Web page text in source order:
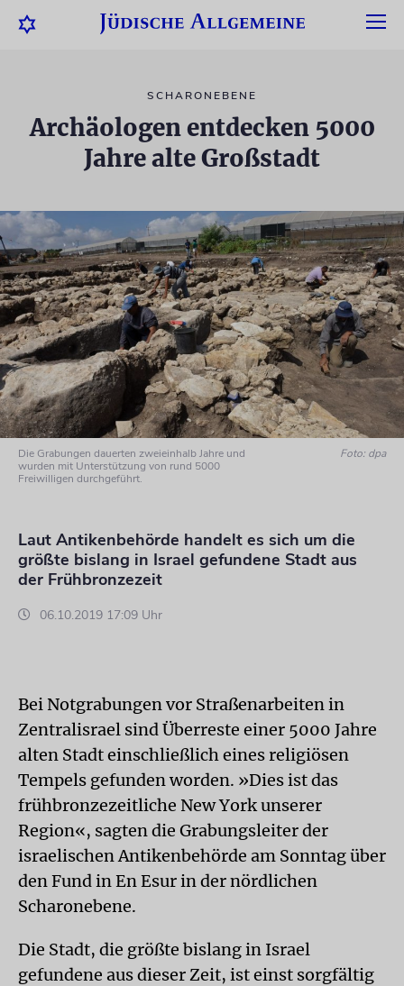
SCHARONEBENE
Archäologen entdecken 5000
Jahre alte Großstadt
Die Grabungen dauerten zweieinhalb Jahre und
wurden mit Unterstützung von rund 5000
Freiwilligen durchgeführt.
Foto: dpa
Laut Antikenbehörde handelt es sich um die
größte bislang in Israel gefundene Stadt aus
der Frühbronzezeit
06.10.2019 17:09 Uhr
Bei Notgrabungen vor Straßenarbeiten in
Zentralisrael sind Überreste einer 5000 Jahre
alten Stadt einschließlich eines religiösen
Tempels gefunden worden. »Dies ist das
frühbronzezeitliche New York unserer
Region«, sagten die Grabungsleiter der
israelischen Antikenbehörde am Sonntag über
den Fund in En Esur in der nördlichen
Scharonebene.
Die Stadt, die größte bislang in Israel
gefundene aus dieser Zeit, ist einst sorgfältig